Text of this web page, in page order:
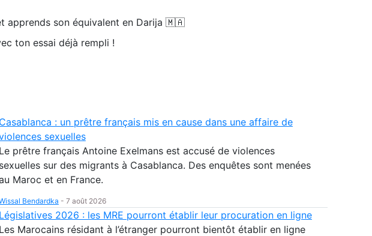
apprends son équivalent en Darija 🇲🇦
ton essai déjà rempli !
Casablanca : un prêtre français mis en cause dans une affaire de
sexuelles
Le prêtre français Antoine Exelmans est accusé de violences
sexuelles sur des migrants à Casablanca. Des enquêtes sont menées
Maroc et en France.
Bendardka - 7 août 2026
Législatives 2026 : les MRE pourront établir leur procuration en ligne
Les Marocains résidant à l’étranger pourront bientôt établir en ligne